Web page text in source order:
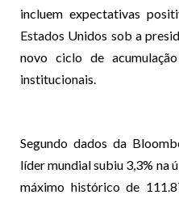
incluem expectativas
Estados Unidos sob a
novo ciclo de
institucionais.
Segundo dados da
líder mundial subiu 3,3% na
máximo histórico de